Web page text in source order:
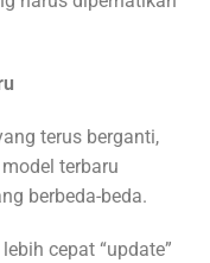
terus berganti,
terbaru
berbeda-beda.
cepat “update”